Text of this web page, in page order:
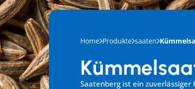
Home Produkte saaten
Saatenberg ist ein